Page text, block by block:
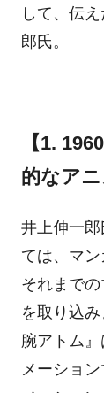
して、伝
郎氏。
【1.
的なアニ
井上伸一
ては、マン
それまで
を取り込
腕アトム
メーショ